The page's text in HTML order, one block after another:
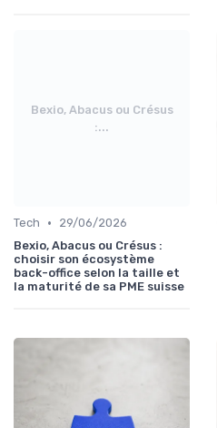
Bexio, Abacus ou Crésus
:...
Tech •
29/06/2026
Bexio, Abacus ou Crésus :
choisir son écosystème
back-office selon la taille et
la maturité de sa PME suisse